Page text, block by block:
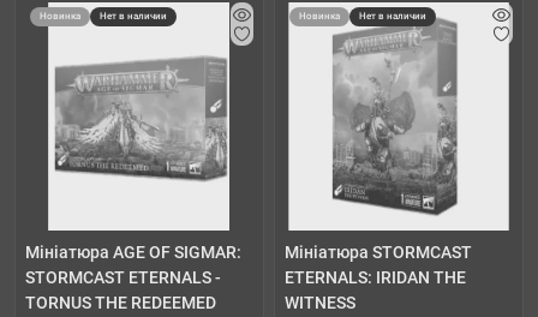
Новинка Нет в наличии
Мініатюра AGE OF SIGMAR:
STORMCAST ETERNALS -
TORNUS THE REDEEMED
Новинка Нет в наличии
Мініатюра STORMCAST
ETERNALS: IRIDAN THE
WITNESS